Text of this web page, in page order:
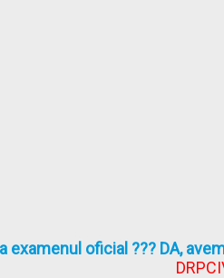
oficial ??? DA,